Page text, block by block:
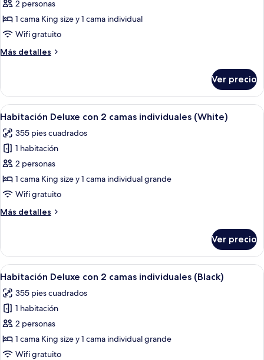
fotos
de
Habitación
familiar
con
camas
individuales
2 personas
1 cama King size y 1 cama individual
Wifi gratuito
Más detalles
Más
familiar
con
2
individuales
Ver precio
Abrir
todas
las
fotos
de
Habitación
Deluxe
2
(White)
Una habitación de hotel con dos
4
Habitación Deluxe con 2 camas individuales (White)
355 pies cuadrados
1 habitación
2 personas
1 cama King size y 1 cama individual grande
Wifi gratuito
Más detalles
Más
Deluxe
con
2
individuales
(White)
Ver precio
Abrir
todas
las
fotos
de
Habitación
Deluxe
Una habitación de hotel con dos
5
Habitación Deluxe con 2 camas individuales (Black)
355 pies cuadrados
1 habitación
2 personas
1 cama King size y 1 cama individual grande
Wifi gratuito